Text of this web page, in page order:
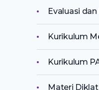
Evaluasi
Kurikulum
Kurikulum
Materi